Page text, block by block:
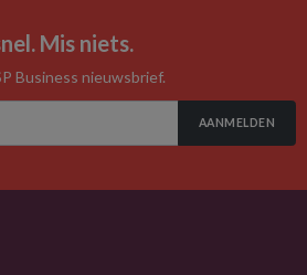
Mis niets.
Business nieuwsbrief.
AANMELDEN